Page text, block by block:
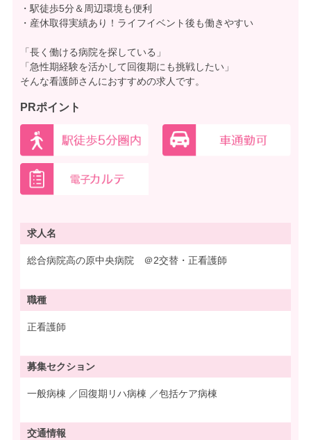
・駅徒歩5分＆周辺環境も便利
・産休取得実績あり！ライフイベント後も働きやすい
「長く働ける病院を探している」
「急性期経験を活かして回復期にも挑戦したい」
そんな看護師さんにおすすめの求人です。
PRポイント
求人名
総合病院高の原中央病院 ＠2交替・正看護師
職種
正看護師
募集セクション
一般病棟 ／回復期リハ病棟 ／包括ケア病棟
交通情報